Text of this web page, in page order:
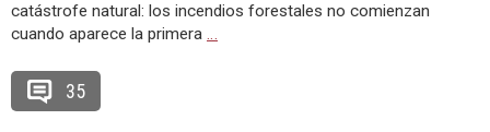
catástrofe natural: los incendios forestales no comienzan
cuando aparece la primera …
35